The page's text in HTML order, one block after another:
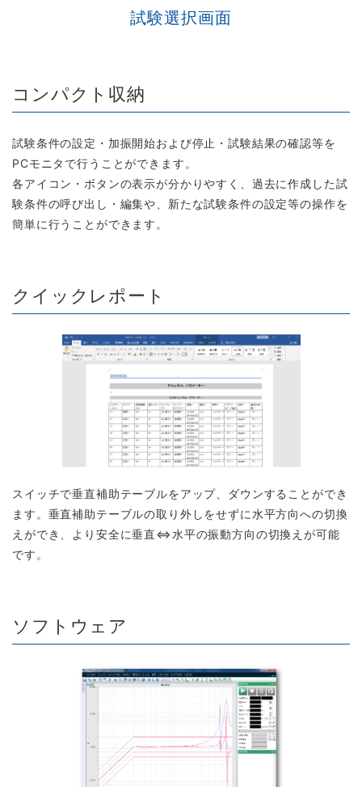
試験選択画面
コンパクト収納
試験条件の設定・加振開始および停止・試験結果の確認等を
PCモニタで行うことができます。
各アイコン・ボタンの表示が分かりやすく、過去に作成した試
験条件の呼び出し・編集や、新たな試験条件の設定等の操作を
簡単に行うことができます。
クイックレポート
スイッチで垂直補助テーブルをアップ、ダウンすることができ
ます。垂直補助テーブルの取り外しをせずに水平方向への切換
えができ、より安全に垂直⇔水平の振動方向の切換えが可能
です。
ソフトウェア